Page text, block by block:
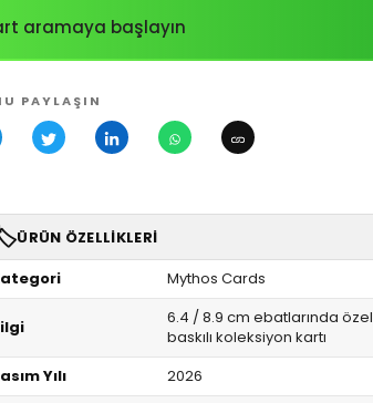
aramaya başlayın
PAYLAŞIN
ÜRÜN ÖZELLIKLERI
Mythos Cards
6.4 / 8.9 cm ebatlarında özel
baskılı koleksiyon kartı
Yılı
2026